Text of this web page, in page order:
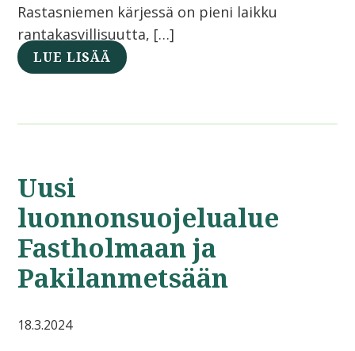
Rastasniemen kärjessä on pieni laikku
rantakasvillisuutta, […]
LUE LISÄÄ
Uusi
luonnonsuojelualue
Fastholmaan ja
Pakilanmetsään
18.3.2024